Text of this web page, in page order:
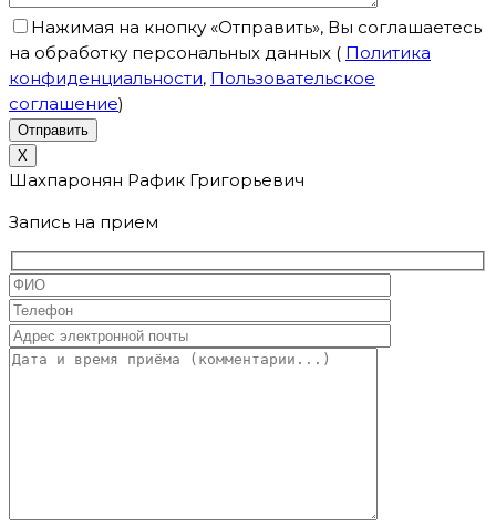
Нажимая на кнопку «Отправить», Вы соглашаетесь
на обработку персональных данных ( Политика
конфиденциальности, Пользовательское
соглашение)
X
Шахпаронян Рафик Григорьевич
Запись на прием